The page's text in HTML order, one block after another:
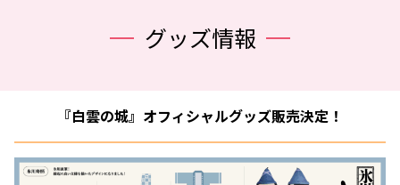
グッズ情報
『白雲の城』オフィシャルグッズ販売決定！